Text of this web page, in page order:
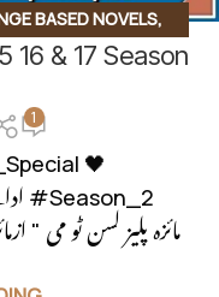
BASED NOVELS,
16 & 17 Season
1
🖤